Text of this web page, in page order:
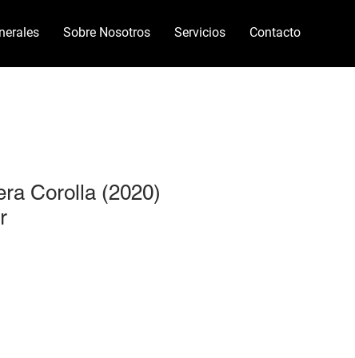
Sobre Nosotros Servicios Contacto
Corolla (2020)